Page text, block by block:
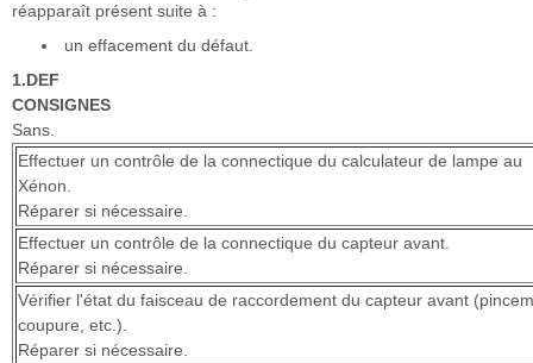
réapparaît présent suite à :
un effacement du défaut.
1.DEF
CONSIGNES
Sans.
Effectuer un contrôle de la connectique du calculateur de lampe au
Xénon.
Réparer si nécessaire.
Effectuer un contrôle de la connectique du capteur avant.
Réparer si nécessaire.
Vérifier l'état du faisceau de raccordement du capteur avant
coupure, etc.).
Réparer si nécessaire.